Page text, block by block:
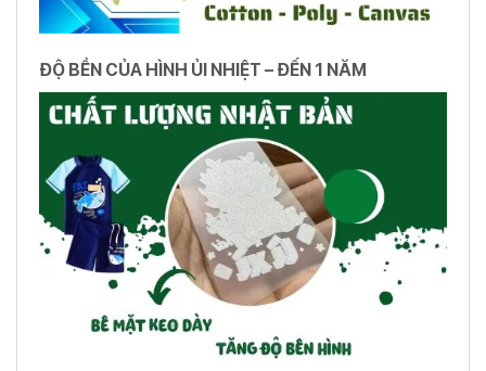
ĐỘ BỀN CỦA HÌNH ỦI NHIỆT – ĐẾN 1 NĂM